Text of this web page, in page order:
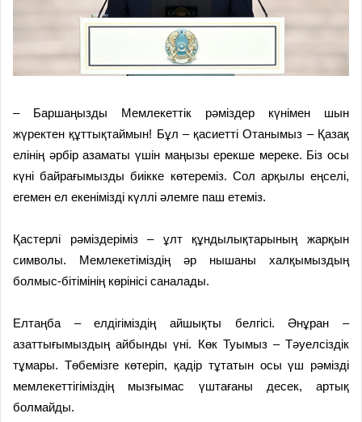
– Баршаңызды Мемлекеттік рәміздер күнімен шын
жүректен құттықтаймын! Бұл – қасиетті Отанымыз – Қазақ
елінің әрбір азаматы үшін маңызы ерекше мереке. Біз осы
күні байрағымызды биікке көтереміз. Сол арқылы еңселі,
егемен ел екенімізді күллі әлемге паш етеміз.
Қастерлі рәміздеріміз – ұлт құндылықтарының жарқын
символы. Мемлекетіміздің әр нышаны халқымыздың
болмыс-бітімінің көрінісі саналады.
Елтаңба – елдігіміздің айшықты белгісі. Әнұран –
азаттығымыздың айбынды үні. Көк Туымыз – Тәуелсіздік
тұмары. Төбемізге көтеріп, қадір тұтатын осы үш рәмізді
мемлекеттігіміздің мызғымас үштағаны десек, артық
болмайды.